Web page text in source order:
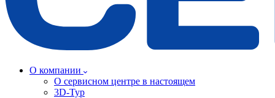
О компании
О сервисном центре в настоящем
3D-Тур